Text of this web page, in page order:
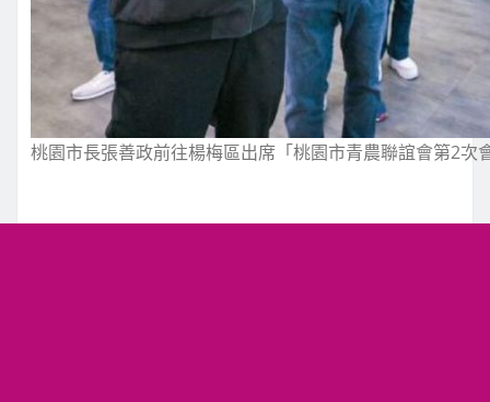
桃園市長張善政前往楊梅區出席「桃園市青農聯誼會第2次